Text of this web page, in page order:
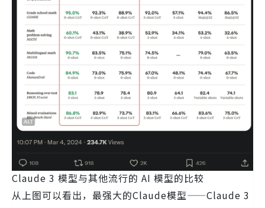
Claude 3 模型与其他流行的 AI 模型的比较
从上图可以看出，最强大的Claude模型——Claude 3